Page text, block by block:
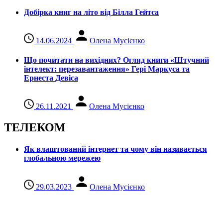
Добірка книг на літо від Білла Гейтса
14.06.2024 Олена Мусієнко
Що почитати на вихідних? Огляд книги «Штучний
інтелект: перезавантаження» Гері Маркуса та
Ернеста Девіса
26.11.2021 Олена Мусієнко
ТЕЛЕКОМ
Як влаштований інтернет та чому він називається
глобальною мережею
29.03.2023 Олена Мусієнко